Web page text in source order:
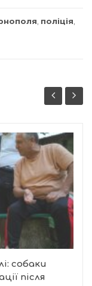
поліція
собаки
після